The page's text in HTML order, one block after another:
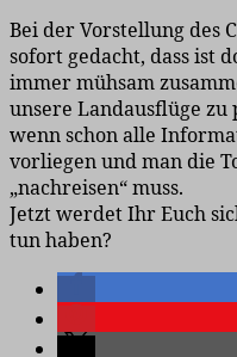
Bei der Vorstellung des
sofort gedacht, dass ist
immer mühsam
unsere Landausflüge zu
wenn schon alle
vorliegen und man die
„nachreisen“ muss.
Jetzt werdet Ihr Euch
tun haben?